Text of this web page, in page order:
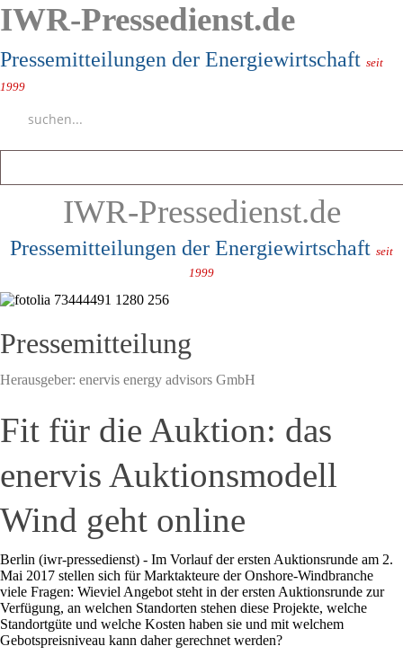
IWR-Pressedienst.de
Pressemitteilungen der Energiewirtschaft seit
1999
IWR-Pressedienst.de
Pressemitteilungen der Energiewirtschaft seit
1999
Pressemitteilung
Herausgeber: enervis energy advisors GmbH
Fit für die Auktion: das
enervis Auktionsmodell
Wind geht online
Berlin (iwr-pressedienst) - Im Vorlauf der ersten Auktionsrunde am 2.
Mai 2017 stellen sich für Marktakteure der Onshore-Windbranche
viele Fragen: Wieviel Angebot steht in der ersten Auktionsrunde zur
Verfügung, an welchen Standorten stehen diese Projekte, welche
Standortgüte und welche Kosten haben sie und mit welchem
Gebotspreisniveau kann daher gerechnet werden?